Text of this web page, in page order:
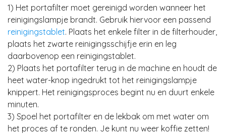
1) Het portafilter moet gereinigd worden wanneer het
reinigingslampje brandt. Gebruik hiervoor een passend
reinigingstablet. Plaats het enkele filter in de filterhouder,
plaats het zwarte reinigingsschijfje erin en leg
daarbovenop een reinigingstablet.
2) Plaats het portafilter terug in de machine en houdt de
heet water-knop ingedrukt tot het reinigingslampje
knippert. Het reinigingsproces begint nu en duurt enkele
minuten.
3) Spoel het portafilter en de lekbak om met water om
het proces af te ronden. Je kunt nu weer koffie zetten!